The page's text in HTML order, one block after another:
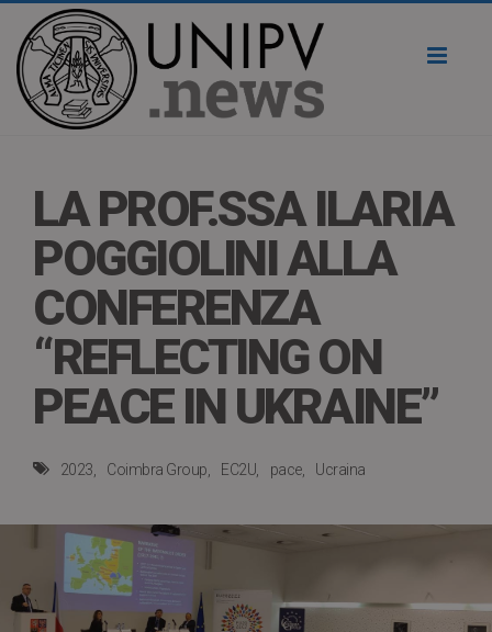
LA PROF.SSA ILARIA
POGGIOLINI ALLA
CONFERENZA
“REFLECTING ON
PEACE IN UKRAINE”
2023 Coimbra Group EC2U pace Ucraina